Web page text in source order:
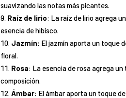
suavizando las notas más picantes.
Raíz de lirio: La raíz de lirio agrega
esencia de hibisco.
Jazmín: El jazmín aporta un toque
floral.
Rosa: La esencia de rosa agrega
composición.
Ámbar: El ámbar aporta un toque